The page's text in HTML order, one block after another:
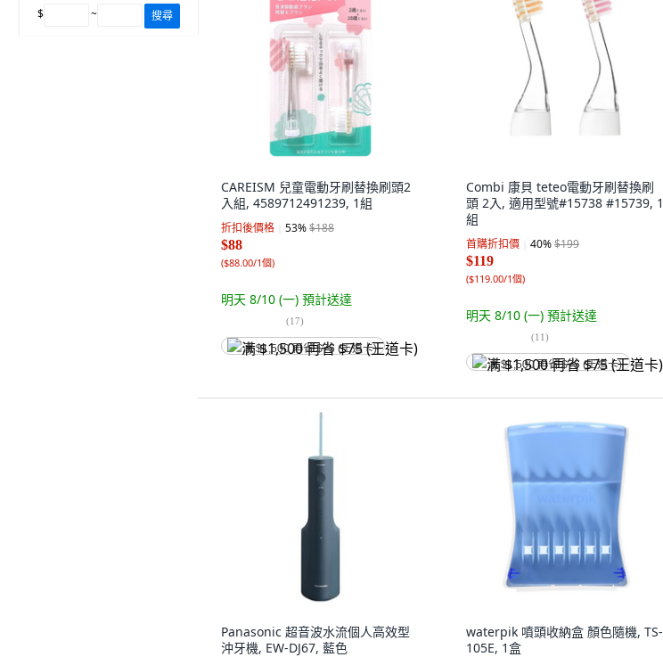
$ ~ 搜尋
CAREISM 兒童電動牙刷替換刷頭2
入組, 4589712491239, 1組
折扣後價格 53%$188
$88
($88.00/1個)
明天 8/10 (一) 預計送達
(17)
满 $1,500 再省 $75 (王道卡)
Combi 康貝 teteo電動牙刷替換刷
頭 2入, 適用型號#15738 #15739, 1
組
首購折扣價 40%$199
$119
($119.00/1個)
明天 8/10 (一) 預計送達
(11)
满 $1,500 再省 $75 (王道卡)
Panasonic 超音波水流個人高效型
沖牙機, EW-DJ67, 藍色
waterpik 噴頭收納盒 顏色隨機, TS-
105E, 1盒